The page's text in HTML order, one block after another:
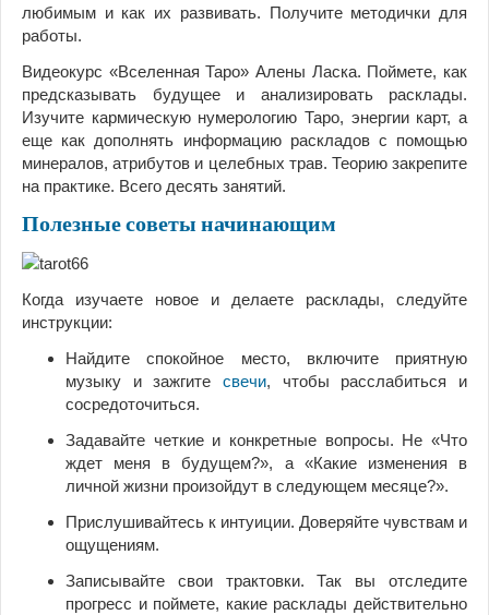
любимым и как их развивать. Получите методички для
работы.
Видеокурс «Вселенная Таро» Алены Ласка. Поймете, как
предсказывать будущее и анализировать расклады.
Изучите кармическую нумерологию Таро, энергии карт, а
еще как дополнять информацию раскладов с помощью
минералов, атрибутов и целебных трав. Теорию закрепите
на практике. Всего десять занятий.
Полезные советы начинающим
Когда изучаете новое и делаете расклады, следуйте
инструкции:
Найдите спокойное место, включите приятную
музыку и зажгите свечи, чтобы расслабиться и
сосредоточиться.
Задавайте четкие и конкретные вопросы. Не «Что
ждет меня в будущем?», а «Какие изменения в
личной жизни произойдут в следующем месяце?».
Прислушивайтесь к интуиции. Доверяйте чувствам и
ощущениям.
Записывайте свои трактовки. Так вы отследите
прогресс и поймете, какие расклады действительно